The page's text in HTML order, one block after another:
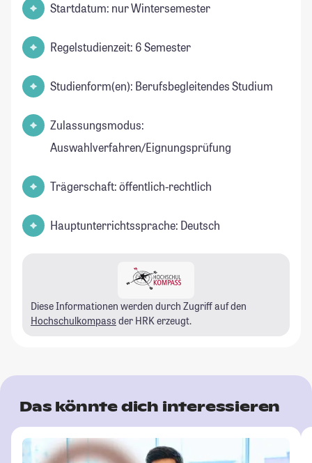
Startdatum: nur Wintersemester
Regelstudienzeit: 6 Semester
Studienform(en): Berufsbegleitendes Studium
Zulassungsmodus:
Auswahlverfahren/Eignungsprüfung
Trägerschaft: öffentlich-rechtlich
Hauptunterrichtssprache: Deutsch
Diese Informationen werden durch Zugriff auf den
Hochschulkompass der HRK erzeugt.
Das könnte dich interessieren